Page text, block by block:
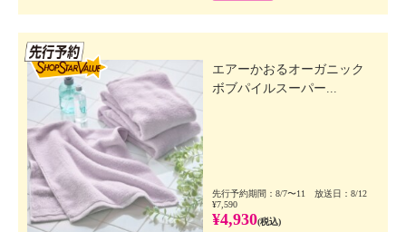
エアーかおるオーガニック
ボブパイルスーパー...
先行予約期間：8/7〜11 放送日：8/12
¥7,590
¥4,930(税込)